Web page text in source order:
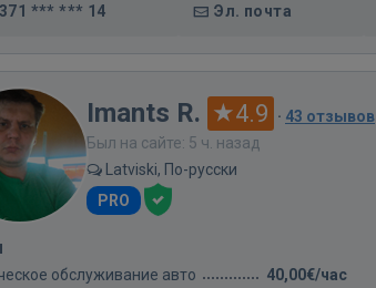
*** *** 14 Эл. почта
Imants R. 4.9 · 43 отзывов
Был на сайте: 5 ч. назад
Latviski, По-русски
PRO
обслуживание авто 40,00€/час